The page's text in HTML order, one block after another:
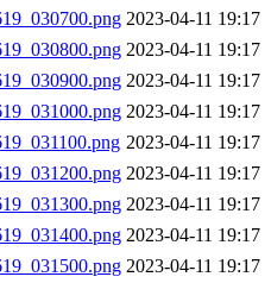
2023-04-11 19:17
2023-04-11 19:17
2023-04-11 19:17
2023-04-11 19:17
2023-04-11 19:17
2023-04-11 19:17
2023-04-11 19:17
2023-04-11 19:17
2023-04-11 19:17